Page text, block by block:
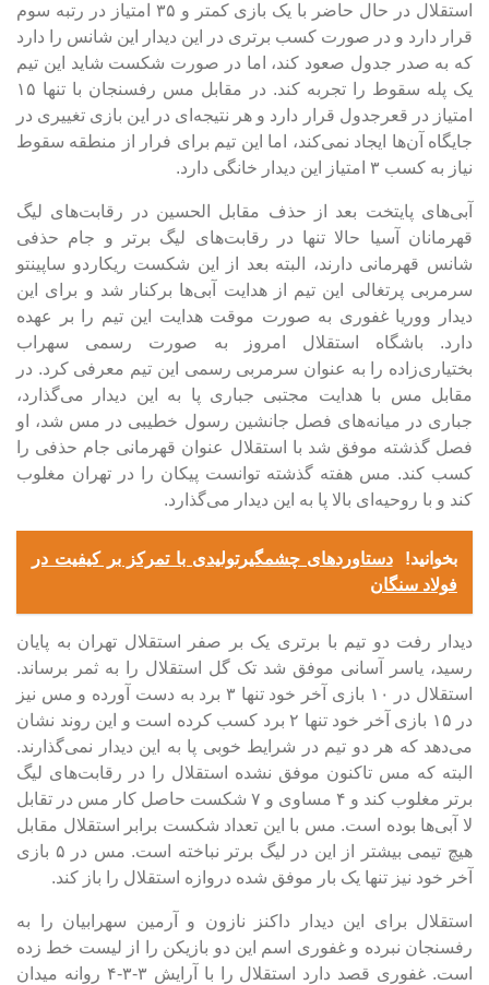
استقلال در حال حاضر با یک بازی کمتر و ۳۵ امتیاز در رتبه سوم
قرار دارد و در صورت کسب برتری در این دیدار این شانس را دارد
که به صدر جدول صعود کند، اما در صورت شکست شاید این تیم
یک پله سقوط را تجربه کند. در مقابل مس رفسنجان با تنها ۱۵
امتیاز در قعرجدول قرار دارد و هر نتیجه‌ای در این بازی تغییری در
جایگاه آن‌ها ایجاد نمی‌کند، اما این تیم برای فرار از منطقه سقوط
نیاز به کسب ۳ امتیاز این دیدار خانگی دارد.
آبی‌های پایتخت بعد از حذف مقابل الحسین در رقابت‌های لیگ
قهرمانان آسیا حالا تنها در رقابت‌های لیگ برتر و جام حذفی
شانس قهرمانی دارند، البته بعد از این شکست ریکاردو ساپینتو
سرمربی پرتغالی این تیم از هدایت آبی‌ها برکنار شد و برای این
دیدار ووریا غفوری به صورت موقت هدایت این تیم را بر عهده
دارد. باشگاه استقلال امروز به صورت رسمی سهراب
بختیاری‌زاده را به عنوان سرمربی رسمی این تیم معرفی کرد. در
مقابل مس با هدایت مجتبی جباری پا به این دیدار می‌گذارد،
جباری در میانه‌های فصل جانشین رسول خطیبی در مس شد، او
فصل گذشته موفق شد با استقلال عنوان قهرمانی جام حذفی را
کسب کند. مس هفته گذشته توانست پیکان را در تهران مغلوب
کند و با روحیه‌ای بالا پا به این دیدار می‌گذارد.
بخوانید!
دستاوردهای چشمگیرتولیدی با تمرکز بر کیفیت در
فولاد سنگان
دیدار رفت دو تیم با برتری یک بر صفر استقلال تهران به پایان
رسید، یاسر آسانی موفق شد تک گل استقلال را به ثمر برساند.
استقلال در ۱۰ بازی آخر خود تنها ۳ برد به دست آورده و مس نیز
در ۱۵ بازی آخر خود تنها ۲ برد کسب کرده است و این روند نشان
می‌دهد که هر دو تیم در شرایط خوبی پا به این دیدار نمی‌گذارند.
البته که مس تاکنون موفق نشده استقلال را در رقابت‌های لیگ
برتر مغلوب کند و ۴ مساوی و ۷ شکست حاصل کار مس در تقابل
لا آبی‌ها بوده است. مس با این تعداد شکست برابر استقلال مقابل
هیچ تیمی بیشتر از این در لیگ برتر نباخته است. مس در ۵ بازی
آخر خود نیز تنها یک بار موفق شده دروازه استقلال را باز کند.
استقلال برای این دیدار داکنز نازون و آرمین سهرابیان را به
رفسنجان نبرده و غفوری اسم این دو بازیکن را از لیست خط زده
است. غفوری قصد دارد استقلال را با آرایش ۳-۳-۴ روانه میدان